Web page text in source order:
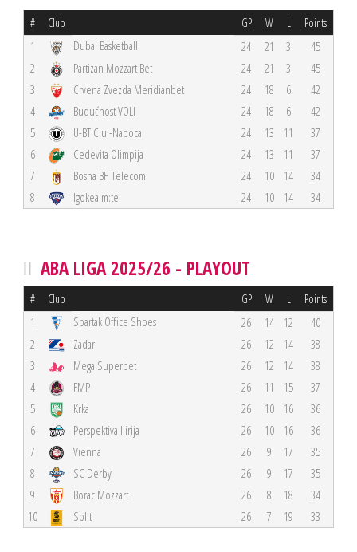
# Club GP W L Points
1 Dubai Basketball 24 21 3
45
2
Partizan Mozzart Bet 24 21 3
45
3
Crvena Zvezda Meridianbet 24 18 6
42
4
Budućnost VOLI 24 18 6
42
5
U-BT Cluj-Napoca 24 13 11
37
6
Cedevita Olimpija 24 13 11
37
7
Bosna BH Telecom 24 10 14
34
8
Igokea m:tel 24 10 14 34
ABA LIGA 2025/26 - PLAYOUT
# Club GP W L Points
1 Spartak Office Shoes 26 14 12
40
2
Zadar 26 12 14
38
3
Mega Superbet 26 12 14
38
4
FMP 26 11 15
37
5
Krka 26 10 16
36
6
Perspektiva Ilirija 26 10 16
36
7
Vienna 26 9 17
35
8
SC Derby 26 9 17
35
9
Borac Mozzart 26 8 18
34
10
Split 26 7 19 33